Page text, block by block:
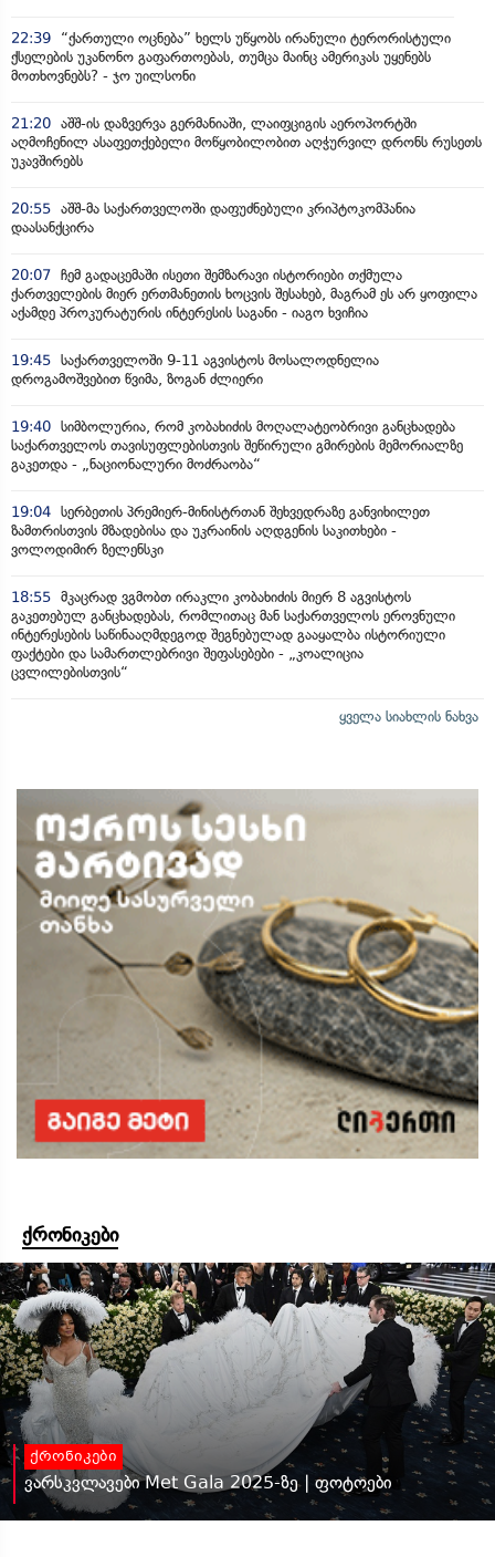
22:39
“ქართული ოცნება” ხელს უწყობს ირანული ტერორისტული
ქსელების უკანონო გაფართოებას, თუმცა მაინც ამერიკას უყენებს
მოთხოვნებს? - ჯო უილსონი
21:20 აშშ-ის დაზვერვა გერმანიაში, ლაიფციგის აეროპორტში
აღმოჩენილ ასაფეთქებელი მოწყობილობით აღჭურვილ დრონს რუსეთს
უკავშირებს
20:55 აშშ-მა საქართველოში დაფუძნებული კრიპტოკომპანია
დაასანქცირა
20:07 ჩემ გადაცემაში ისეთი შემზარავი ისტორიები თქმულა
ქართველების მიერ ერთმანეთის ხოცვის შესახებ, მაგრამ ეს არ ყოფილა
აქამდე პროკურატურის ინტერესის საგანი - იაგო ხვიჩია
19:45 საქართველოში 9-11 აგვისტოს მოსალოდნელია
დროგამოშვებით წვიმა, ზოგან ძლიერი
19:40 სიმბოლურია, რომ კობახიძის მოღალატეობრივი განცხადება
საქართველოს თავისუფლებისთვის შეწირული გმირების მემორიალზე
გაკეთდა - „ნაციონალური მოძრაობა“
19:04 სერბეთის პრემიერ-მინისტრთან შეხვედრაზე განვიხილეთ
ზამთრისთვის მზადებისა და უკრაინის აღდგენის საკითხები -
ვოლოდიმირ ზელენსკი
18:55 მკაცრად ვგმობთ ირაკლი კობახიძის მიერ 8 აგვისტოს
გაკეთებულ განცხადებას, რომლითაც მან საქართველოს ეროვნული
ინტერესების საწინააღმდეგოდ შეგნებულად გააყალბა ისტორიული
ფაქტები და სამართლებრივი შეფასებები - „კოალიცია
ცვლილებისთვის“
ყველა სიახლის ნახვა
ქრონიკები
ქრონიკები
ვარსკვლავები Met Gala 2025-ზე | ფოტოები